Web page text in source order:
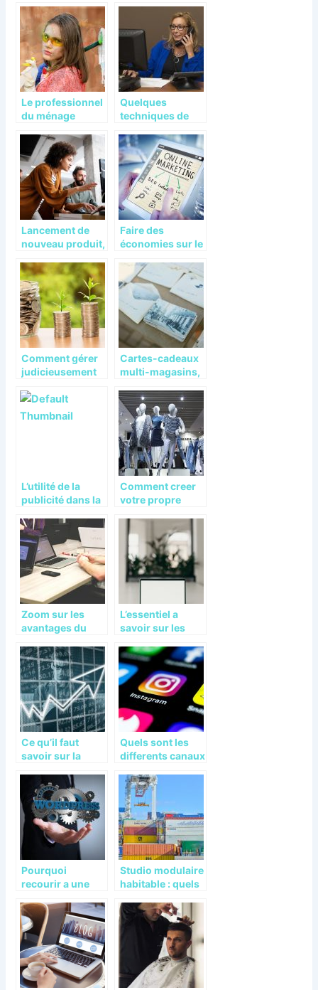
pour votre projet
et augmenter les
ventes ?
Le professionnel
du ménage
vous
Quelques
techniques de
commercial doit
connaître
Lancement de
nouveau produit,
marketing adapté
Faire des
économies sur le
Comment gérer
judicieusement
Cartes-cadeaux
multi-magasins,
L’utilité de la
publicité dans la
votre société
Comment creer
votre propre
vetements
Zoom sur les
avantages du
L’essentiel a
savoir sur les
specialisees
dans l’extranet et
l’intranet
Ce qu’il faut
savoir sur la
chalandise
Quels sont les
differents canaux
Pourquoi
recourir a une
WordPress ?
Studio modulaire
habitable : quels
les etudiants ?